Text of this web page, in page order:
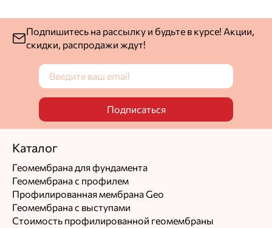
Подпишитесь на рассылку и будьте в курсе! Акции,
скидки, распродажи ждут!
Подписаться
Каталог
Геомембрана для фундамента
Геомембрана с профилем
Профилированная мембрана Geo
Геомембрана с выступами
Стоимость профилированной геомембраны